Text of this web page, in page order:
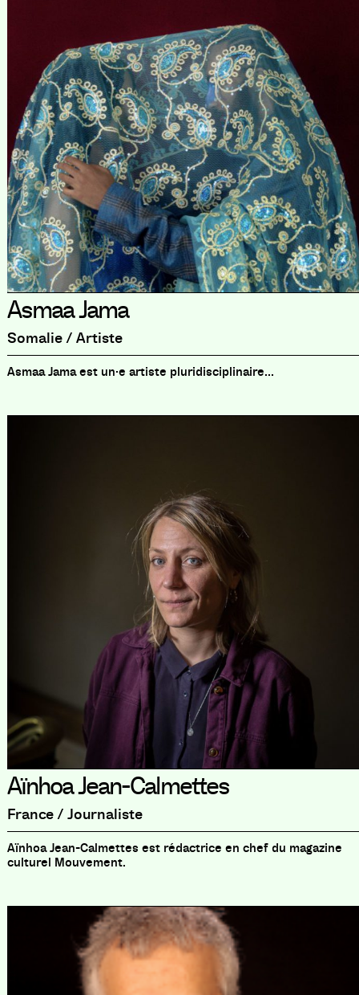
Asmaa Jama
Somalie / Artiste
Asmaa Jama est un·e artiste pluridisciplinaire...
Aïnhoa Jean-Calmettes
France / Journaliste
Aïnhoa Jean-Calmettes est rédactrice en chef du magazine
culturel Mouvement.